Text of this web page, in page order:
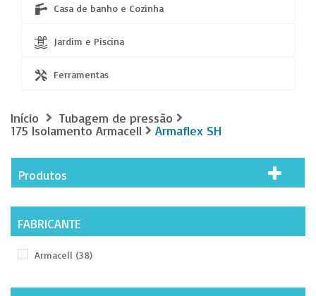
Casa de banho e Cozinha
Jardim e Piscina
Ferramentas
Início
Tubagem de pressão
175 Isolamento Armacell
Armaflex SH
Produtos
FABRICANTE
Armacell (38)